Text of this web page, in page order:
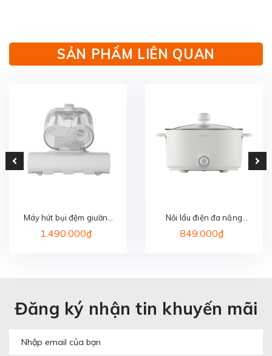
SẢN PHẨM LIÊN QUAN
Máy hút bụi đệm giường
AQUA ASM-Y201(W)
1.490.000₫
Nồi lẩu điện đa năng
AQUA AQS-EP3Y
849.000₫
Đăng ký nhận tin khuyến mãi